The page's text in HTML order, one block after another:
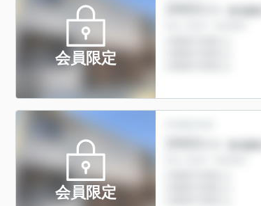
会員限定
会員限定